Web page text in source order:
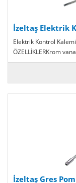
İzeltaş Elektrik
Elektrik Kontrol
ÖZELLİKLERKrom
İzeltaş Gres